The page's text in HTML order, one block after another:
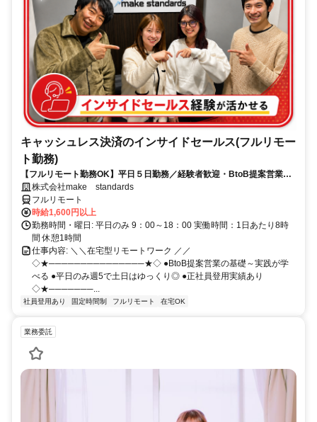
キャッシュレス決済のインサイドセールス(フルリモー
ト勤務)
【フルリモート勤務OK】平日５日勤務／経験者歓迎・BtoB提案営業で
スキルアップ
株式会社make standards
フルリモート
時給1,600円以上
勤務時間・曜日: 平日のみ 9：00～18：00 実働時間：1日あたり8時
間 休憩1時間
仕事内容: ＼＼在宅型リモートワーク ／／
◇★───────────────★◇ ●BtoB提案営業の基礎～実践が学
べる ●平日のみ週5で土日はゆっくり◎ ●正社員登用実績あり
◇★───────...
社員登用あり 固定時間制 フルリモート 在宅OK
業務委託